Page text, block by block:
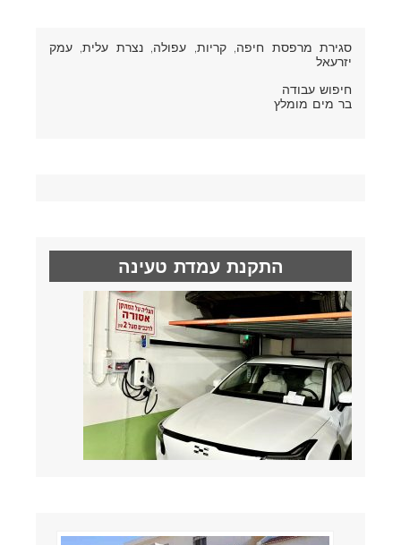
סגירת מרפסת חיפה, קריות, עפולה, נצרת עלית, עמק
יזרעאל
חיפוש עבודה
בר מים מומלץ
התקנת עמדת טעינה